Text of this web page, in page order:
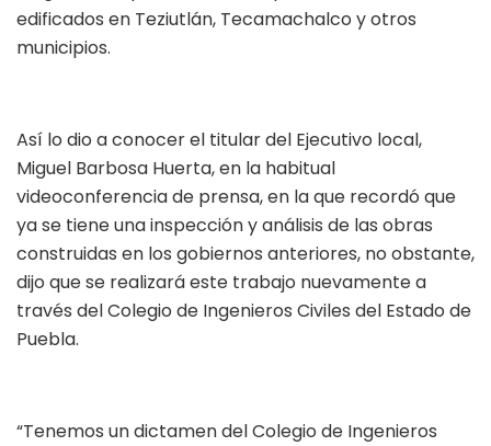
edificados en Teziutlán, Tecamachalco y otros
municipios.
Así lo dio a conocer el titular del Ejecutivo local,
Miguel Barbosa Huerta, en la habitual
videoconferencia de prensa, en la que recordó que
ya se tiene una inspección y análisis de las obras
construidas en los gobiernos anteriores, no obstante,
dijo que se realizará este trabajo nuevamente a
través del Colegio de Ingenieros Civiles del Estado de
Puebla.
“Tenemos un dictamen del Colegio de Ingenieros